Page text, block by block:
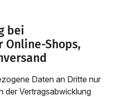
bei
Online-Shops,
Daten an Dritte nur
der Vertragsabwicklung